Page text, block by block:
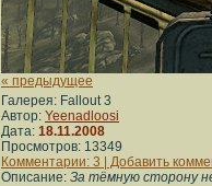
« предыдущее
Галерея: Fallout 3
Автор: Yeenadloosi
Дата: 18.11.2008
Просмотров: 13349
Комментарии: 3 | Добавить
Описание: За тёмную сторону